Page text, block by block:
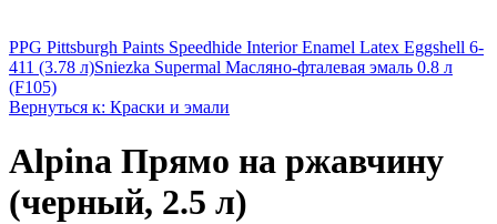
PPG Pittsburgh Paints Speedhide Interior Enamel Latex Eggshell 6-
411 (3.78 л)Sniezka Supermal Масляно-фталевая эмаль 0.8 л
(F105)
Вернуться к: Краски и эмали
Alpina Прямо на ржавчину
(черный, 2.5 л)